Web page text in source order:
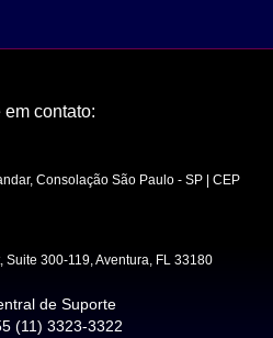
em contato:
Consolação São Paulo - SP | CEP
Suite 300-119, Aventura, FL 33180
de Suporte
(11) 3323-3322